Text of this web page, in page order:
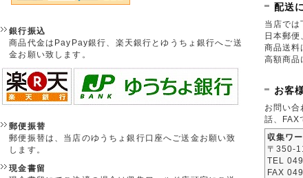
銀行振込
商品代金はPayPay銀行、楽天銀行とゆうちょ銀行へご送
金お願い致します。
郵便振替
郵便振替は、当店のゆうちょ銀行口座へご送金お願い致
します。
現金書留
配送
当店では
日本郵
商品送料
高額商品
お客
お問い合
話、FAX
収集ワ
〒350-
TEL
FAX